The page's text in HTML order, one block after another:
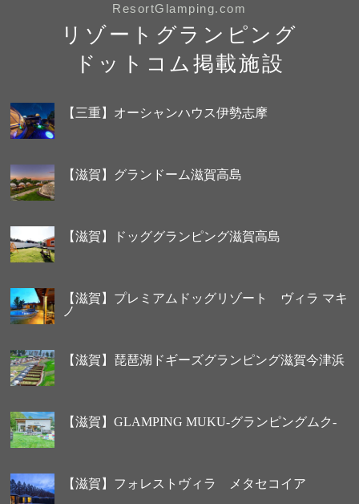
ResortGlamping.com
リゾートグランピング
ドットコム掲載施設
【三重】オーシャンハウス伊勢志摩
【滋賀】グランドーム滋賀高島
【滋賀】ドッググランピング滋賀高島
【滋賀】プレミアムドッグリゾート ヴィラ マキ
ノ
【滋賀】琵琶湖ドギーズグランピング滋賀今津浜
【滋賀】GLAMPING MUKU-グランピングムク-
【滋賀】フォレストヴィラ メタセコイア